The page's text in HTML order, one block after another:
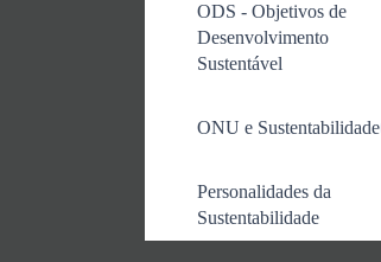
ODS - Objetivos de
Desenvolvimento
Sustentável
ONU e Sustentabilidade
Personalidades da
Sustentabilidade